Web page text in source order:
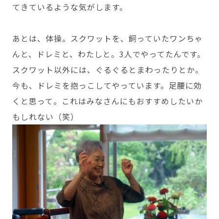
てきているような気がします。
あとは、体操。スクワットを、飼っていたワンちゃ
んと、ドレミと、わたしと。3人でやってたんです。
スクワット以外には、ぐるぐるとまわったりとか。
今も、ドレミを抱っこしてやっています。足腰に効
くと思って。これはみなさんにもおすすめしたいか
もしれない（笑）